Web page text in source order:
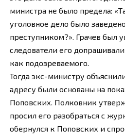
министра не было предела:
уголовное дело было
преступником?». Грачев был
следователи его
как подозреваемого.
Тогда экс-министру
адресу были основаны на
Поповских. Полковник
просил его разобраться с
обернулся к Поповских и